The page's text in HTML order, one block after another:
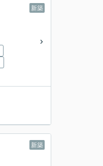
新築
新築